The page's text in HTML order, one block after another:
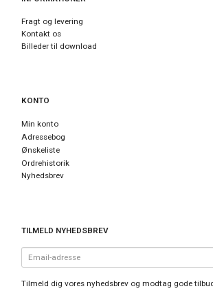
Fragt og levering
Kontakt os
Billeder til download
KONTO
Min konto
Adressebog
Ønskeliste
Ordrehistorik
Nyhedsbrev
TILMELD NYHEDSBREV
adresse
Tilmeld dig vores nyhedsbrev og modtag gode